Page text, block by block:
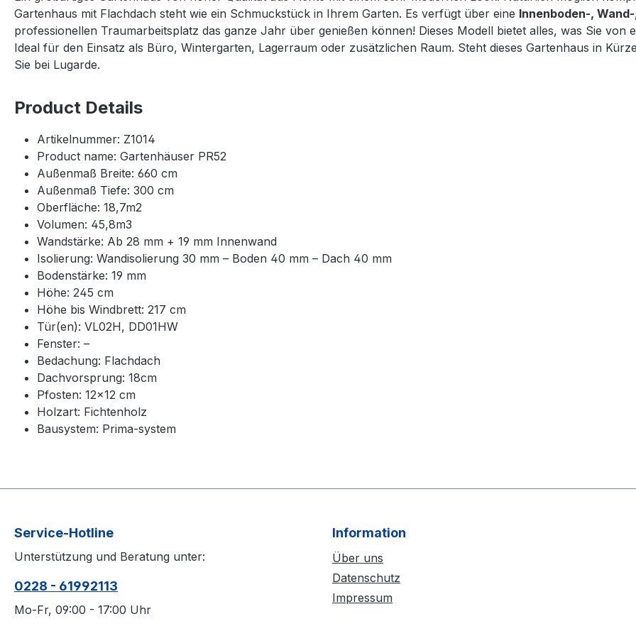
Gartenhaus mit Flachdach steht wie ein Schmuckstück in Ihrem Garten. Es verfügt über eine Innenboden-,
professionellen Traumarbeitsplatz das ganze Jahr über genießen können! Dieses Modell bietet alles, was Sie
Ideal für den Einsatz als Büro, Wintergarten, Lagerraum oder zusätzlichen Raum. Steht dieses Gartenhaus in
Sie bei Lugarde.
Product Details
Artikelnummer: Z1014
Product name: Gartenhäuser PR52
Außenmaß Breite: 660 cm
Außenmaß Tiefe: 300 cm
Oberfläche: 18,7m2
Volumen: 45,8m3
Wandstärke: Ab 28 mm + 19 mm Innenwand
Isolierung: Wandisolierung 30 mm – Boden 40 mm – Dach 40 mm
Bodenstärke: 19 mm
Höhe: 245 cm
Höhe bis Windbrett: 217 cm
Tür(en): VL02H, DD01HW
Fenster: –
Bedachung: Flachdach
Dachvorsprung: 18cm
Pfosten: 12×12 cm
Holzart: Fichtenholz
Bausystem: Prima-system
Service-Hotline
Unterstützung und Beratung unter:
0228 - 61992113
Mo-Fr, 09:00 - 17:00 Uhr
Information
Über uns
Datenschutz
Impressum